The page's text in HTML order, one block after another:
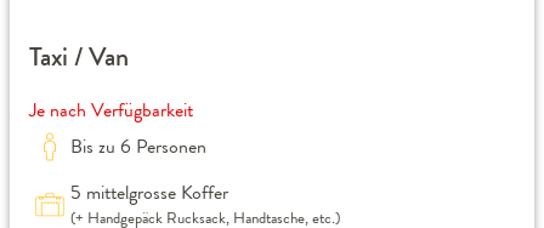
Taxi / Van
Je nach Verfügbarkeit
Bis zu 6 Personen
5 mittelgrosse Koffer
(+ Handgepäck Rucksack, Handtasche, etc.)